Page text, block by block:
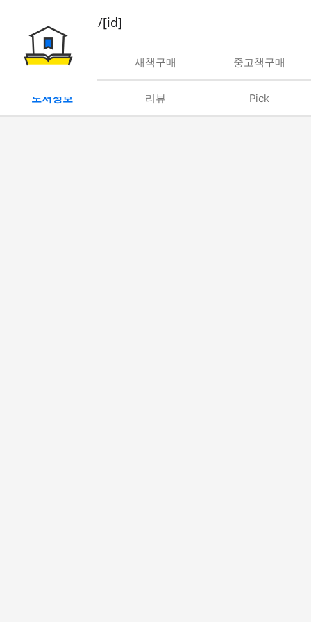
book/rent/[id]
대여 새책구매 중고책구매
도서정보 리뷰 Pick